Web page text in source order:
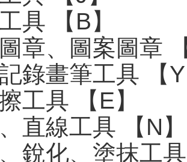
具 【B】
章、圖案圖章
錄畫筆工具 【
工具 【E】
直線工具 【N】
銳化、塗抹工